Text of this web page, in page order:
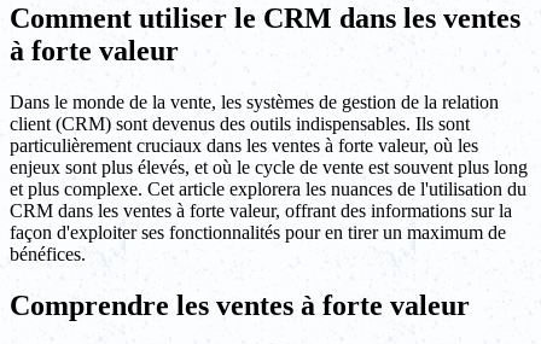
Comment utiliser le CRM dans les ventes
à forte valeur
Dans le monde de la vente, les systèmes de gestion de la relation
client (CRM) sont devenus des outils indispensables. Ils sont
particulièrement cruciaux dans les ventes à forte valeur, où les
enjeux sont plus élevés, et où le cycle de vente est souvent plus long
et plus complexe. Cet article explorera les nuances de l'utilisation du
CRM dans les ventes à forte valeur, offrant des informations sur la
façon d'exploiter ses fonctionnalités pour en tirer un maximum de
bénéfices.
Comprendre les ventes à forte valeur